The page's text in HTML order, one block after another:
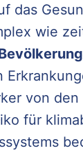
das
wie
von
für